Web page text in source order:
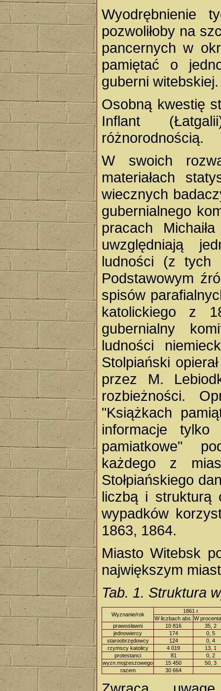
Wyodrębnienie
pozwoliłoby na
pancernych w
pamiętać o
guberni witebskiej.
Osobną kwestię
Inflant
różnorodnością.
W swoich
materiałach
wiecznych
gubernialnego
pracach
uwzględniają
ludności (z tych
Podstawowym
spisów
katolickiego z
gubernialny
ludności
Stolpiański
przez M.
rozbieżności.
"Książkach
informacje
pamiatkowe"
każdego z
Stołpiańskiego
liczbą i strukturą
wypadków
1863, 1864.
Miasto Witebsk
największym
Tab. 1. Struktura
Wyznanie/rok
1861 r.
W liczbach abs. W
prawosławni
10 816
35, 2
jednowiercy
174
0, 5
staroobrzędowcy
124
0, 4
rzymscy katolicy
4 019
13, 1
protestanci
81
0, 2
wyzn.mojżeszowego
15 450
50, 3
razem
30 664